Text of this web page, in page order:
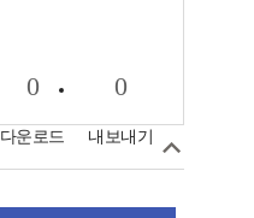
0
다운로드
0
내보내기